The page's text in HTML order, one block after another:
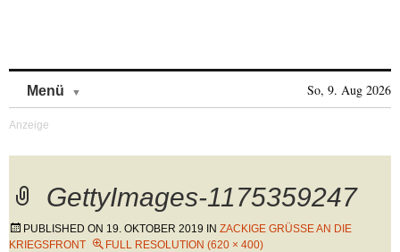
Menü So, 9. Aug 2026
GettyImages-1175359247
PUBLISHED ON 19. OKTOBER 2019 IN ZACKIGE GRÜSSE AN DIE K
RIEGSFRONT
FULL RESOLUTION (620 × 400)